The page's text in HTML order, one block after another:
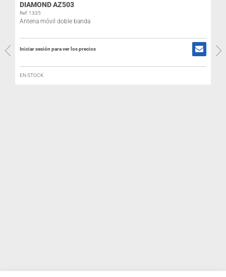
DIAMOND AZ503
Ref: 1335
Antena móvil doble banda
Iniciar sesión para ver los precios
EN STOCK